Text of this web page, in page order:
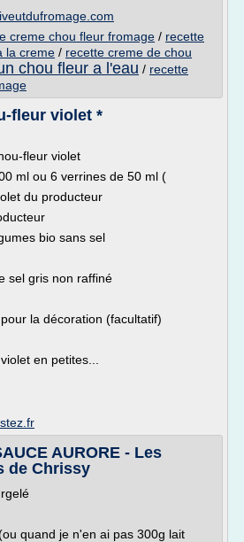
creme chou fleur fromage / recette
la creme / recette creme de chou
chou fleur a l'eau / recette
fleur violet *
fleur violet
ml ou 6 verrines de 50 ml (
du producteur
bio sans sel
sel gris non raffiné
la décoration (facultatif)
en petites...
AURORE - Les
de Chrissy
quand je n'en ai pas 300g lait